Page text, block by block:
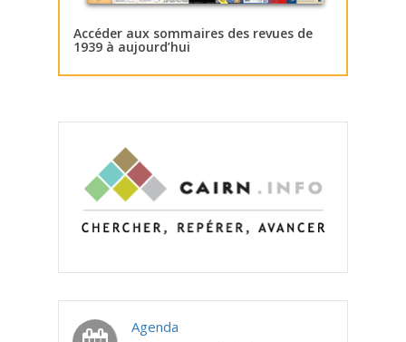
Accéder aux sommaires des revues de
1939 à aujourd’hui
Agenda